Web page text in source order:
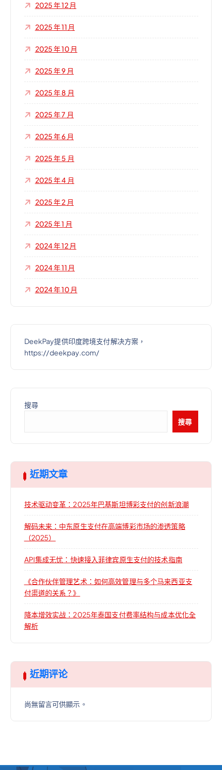
2025 年 12 月
2025 年 11 月
2025 年 10 月
2025 年 9 月
2025 年 8 月
2025 年 7 月
2025 年 6 月
2025 年 5 月
2025 年 4 月
2025 年 2 月
2025 年 1 月
2024 年 12 月
2024 年 11 月
2024 年 10 月
DeekPay提供印度跨境支付解决方案，
https://deekpay.com/
搜尋
搜尋
近期文章
技术驱动变革：2025年巴基斯坦博彩支付的创新浪潮
解码未来：中东原生支付在高端博彩市场的渗透策略
（2025）
API集成无忧：快速接入菲律宾原生支付的技术指南
《合作伙伴管理艺术：如何高效管理与多个马来西亚支
付渠道的关系？》
降本增效实战：2025年泰国支付费率结构与成本优化全
解析
近期评论
尚無留言可供顯示。